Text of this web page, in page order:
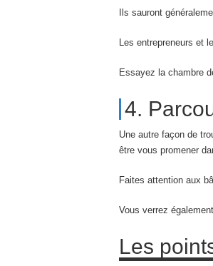
Ils sauront
Les entrepreneurs et
Essayez la chambre
4.
Une autre façon de
être vous promener
Faites attention aux
Vous verrez
Les